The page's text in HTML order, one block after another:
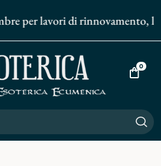
per lavori di
Vai
0